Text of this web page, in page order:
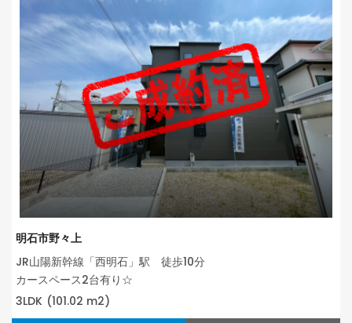
明石市野々上
JR山陽新幹線「西明石」駅 徒歩10分
カースペース2台有り☆
3LDK (101.02 m2)